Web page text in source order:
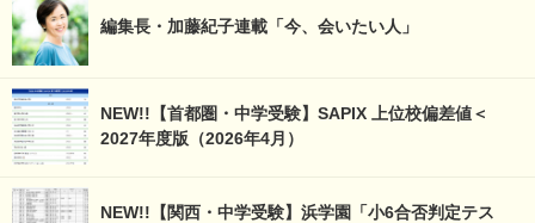
編集長・加藤紀子連載「今、会いたい人」
NEW!!【首都圏・中学受験】SAPIX 上位校偏差値＜
2027年度版（2026年4月）
NEW!!【関西・中学受験】浜学園「小6合否判定テス